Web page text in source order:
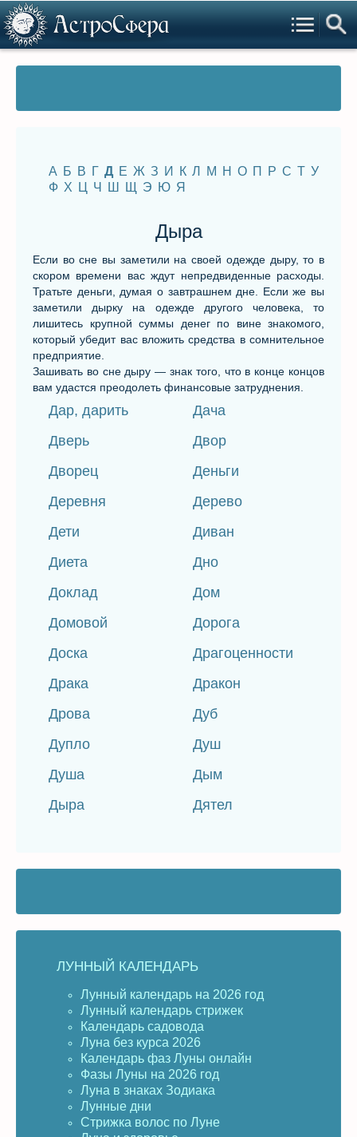
А Б В Г Д Е Ж З И К Л М Н О П Р С Т У
Ф Х Ц Ч Ш Щ Э Ю Я
Дыра
Если во сне вы заметили на своей одежде дыру, то в
скором времени вас ждут непредвиденные расходы.
Тратьте деньги, думая о завтрашнем дне. Если же вы
заметили дырку на одежде другого человека, то
лишитесь крупной суммы денег по вине знакомого,
который убедит вас вложить средства в сомнительное
предприятие.
Зашивать во сне дыру — знак того, что в конце концов
вам удастся преодолеть финансовые затруднения.
Дар, дарить
Дача
Дверь
Двор
Дворец
Деньги
Деревня
Дерево
Дети
Диван
Диета
Дно
Доклад
Дом
Домовой
Дорога
Доска
Драгоценности
Драка
Дракон
Дрова
Дуб
Дупло
Душ
Душа
Дым
Дыра
Дятел
ЛУННЫЙ КАЛЕНДАРЬ
Лунный календарь на 2026 год
Лунный календарь стрижек
Календарь садовода
Луна без курса 2026
Календарь фаз Луны онлайн
Фазы Луны на 2026 год
Луна в знаках Зодиака
Лунные дни
Стрижка волос по Луне